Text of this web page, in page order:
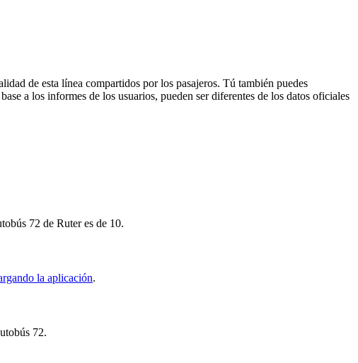
de esta línea compartidos por los pasajeros. Tú también puedes
a los informes de los usuarios, pueden ser diferentes de los datos oficiales
72 de Ruter es de 10.
la aplicación.
72.